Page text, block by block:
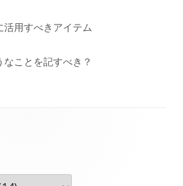
用すべきアイテム
ことを記すべき？